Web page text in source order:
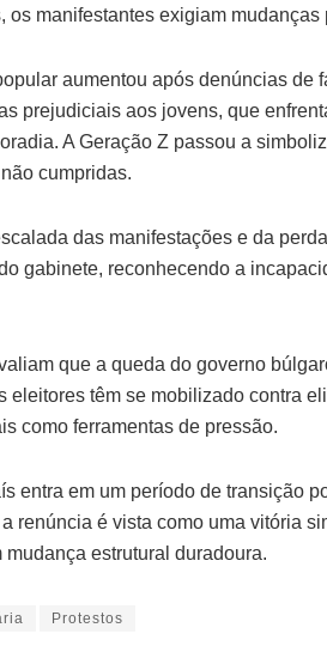
os manifestantes exigiam
aumentou após denúncias
prejudiciais aos jovens, que
A Geração Z passou a
cumpridas.
das manifestações e da
gabinete, reconhecendo a
que a queda do governo
eleitores têm se mobilizado contra
como ferramentas de pressão.
entra em um período de transição
renúncia é vista como uma vitória
mudança estrutural duradoura.
Protestos